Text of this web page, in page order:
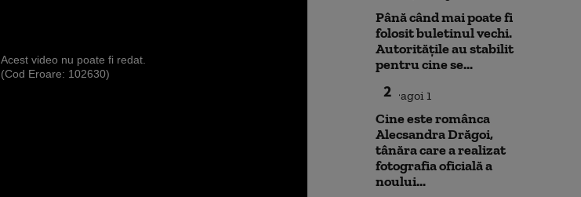
Acest video nu poate fi redat.
(Cod Eroare: 102630)
Până când mai poate fi
folosit buletinul vechi.
Autoritățile au stabilit
pentru cine se...
2
Cine este românca
Alecsandra Drăgoi,
tânăra care a realizat
fotografia oficială a
noului...